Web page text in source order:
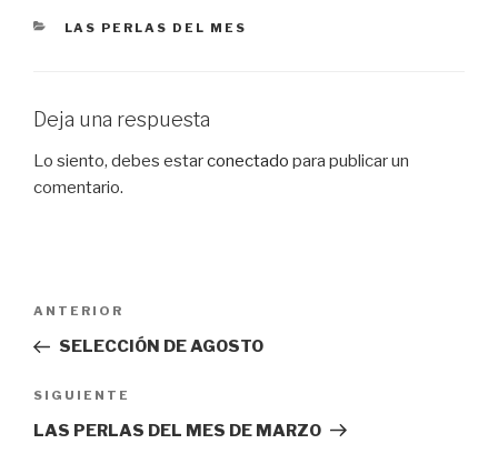
CATEGORÍAS
LAS PERLAS DEL MES
Deja una respuesta
Lo siento, debes estarconectado para publicar un
comentario.
entradas
Entrada
anterior:
ANTERIOR
SELECCIÓN DE AGOSTO
Siguiente
entrada
SIGUIENTE
LAS PERLAS DEL MES DE MARZO